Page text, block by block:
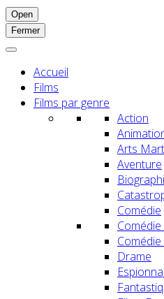
Open
Fermer
Accueil
Films
Films par genre
Action
Arts
Aventure
Comédie
Drame